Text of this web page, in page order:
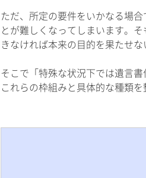
ただ、所定の要件をいかなる場
とが難しくなってしまいます。
きなければ本来の目的を果たせな
そこで「特殊な状況下では遺言
これらの枠組みと具体的な種類